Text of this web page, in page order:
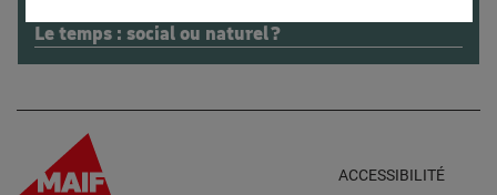
Le temps : social ou naturel ?
ACCESSIBILITÉ